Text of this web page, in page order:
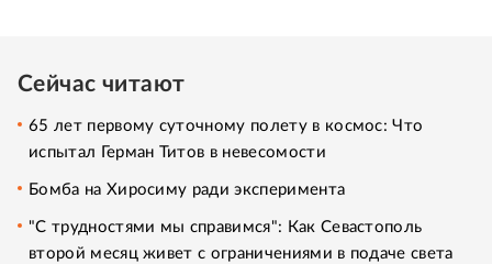
Сейчас читают
65 лет первому суточному полету в космос: Что
испытал Герман Титов в невесомости
Бомба на Хиросиму ради эксперимента
"С трудностями мы справимся": Как Севастополь
второй месяц живет с ограничениями в подаче света